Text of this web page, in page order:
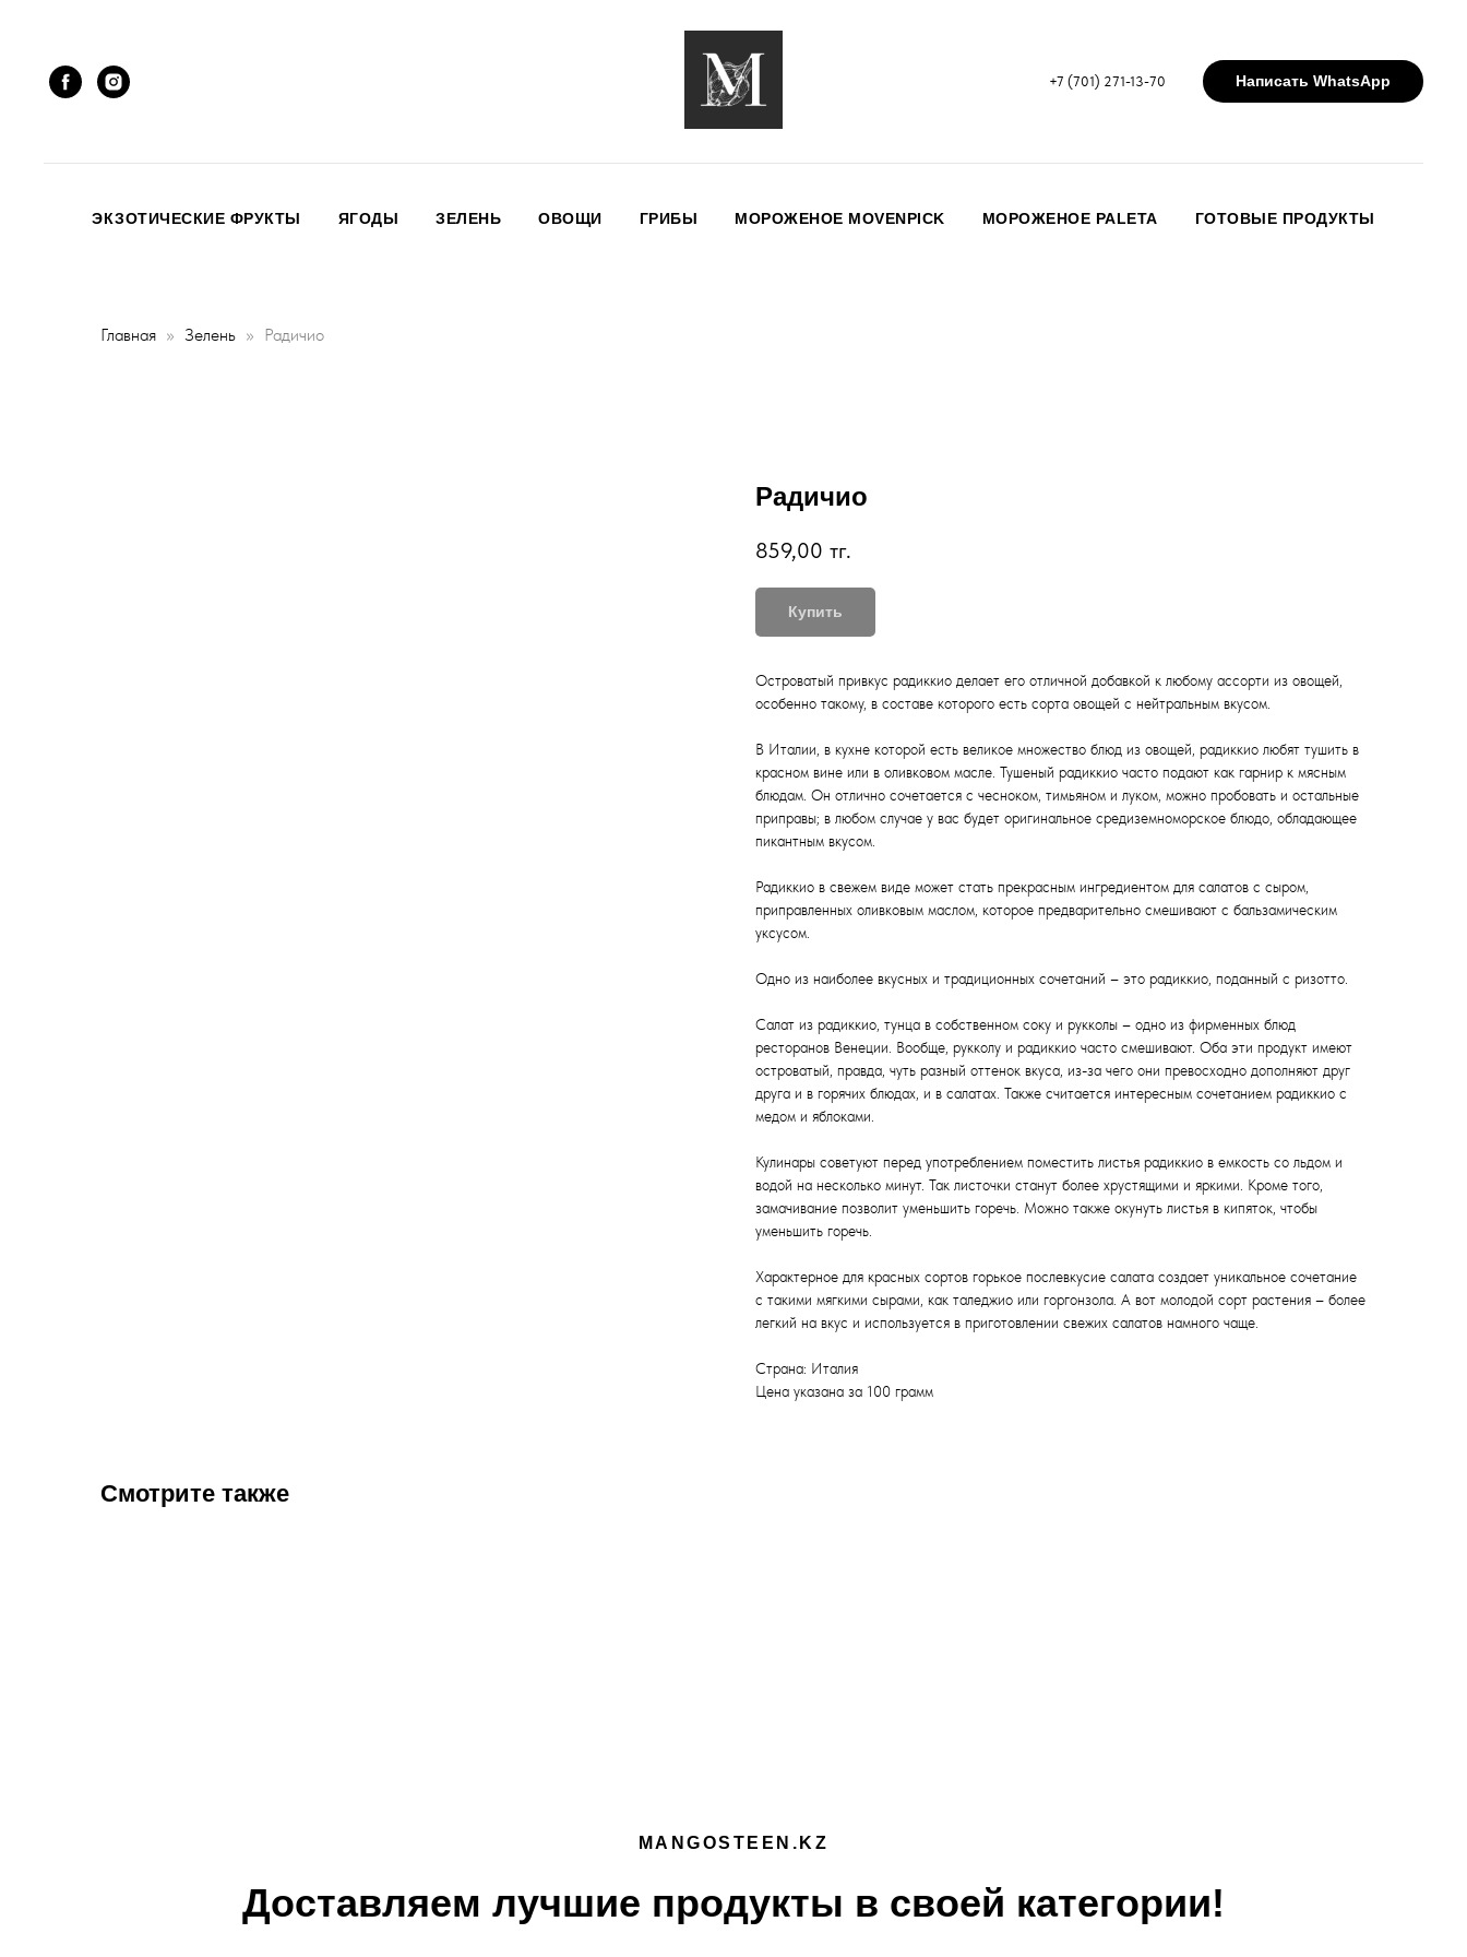
+7 (701) 271-13-70 Написать WhatsApp
ЭКЗОТИЧЕСКИЕ ФРУКТЫ ЯГОДЫ ЗЕЛЕНЬ ОВОЩИ ГРИБЫ МОРОЖЕНОЕ MOVENPICK МОРОЖЕНОЕ PALETA ГОТОВЫЕ ПРОДУКТЫ
Главная Зелень Радичио
Радичио
859,00 тг.
Купить
Островатый привкус радиккио делает его отличной добавкой к любому ассорти из овощей,
особенно такому, в составе которого есть сорта овощей с нейтральным вкусом.
В Италии, в кухне которой есть великое множество блюд из овощей, радиккио любят тушить в
красном вине или в оливковом масле. Тушеный радиккио часто подают как гарнир к мясным
блюдам. Он отлично сочетается с чесноком, тимьяном и луком, можно пробовать и остальные
приправы; в любом случае у вас будет оригинальное средиземноморское блюдо, обладающее
пикантным вкусом.
Радиккио в свежем виде может стать прекрасным ингредиентом для салатов с сыром,
приправленных оливковым маслом, которое предварительно смешивают с бальзамическим
уксусом.
Одно из наиболее вкусных и традиционных сочетаний – это радиккио, поданный с ризотто.
Салат из радиккио, тунца в собственном соку и рукколы – одно из фирменных блюд
ресторанов Венеции. Вообще, рукколу и радиккио часто смешивают. Оба эти продукт имеют
островатый, правда, чуть разный оттенок вкуса, из-за чего они превосходно дополняют друг
друга и в горячих блюдах, и в салатах. Также считается интересным сочетанием радиккио с
медом и яблоками.
Кулинары советуют перед употреблением поместить листья радиккио в емкость со льдом и
водой на несколько минут. Так листочки станут более хрустящими и яркими. Кроме того,
замачивание позволит уменьшить горечь. Можно также окунуть листья в кипяток, чтобы
уменьшить горечь.
Характерное для красных сортов горькое послевкусие салата создает уникальное сочетание
с такими мягкими сырами, как таледжио или горгонзола. А вот молодой сорт растения – более
легкий на вкус и используется в приготовлении свежих салатов намного чаще.
Страна: Италия
Цена указана за 100 грамм
Смотрите также
MANGOSTEEN.KZ
Доставляем лучшие продукты в своей категории!